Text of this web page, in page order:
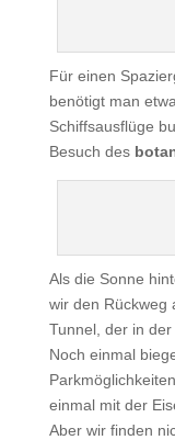
Für einen
benötigt man
Schiffsausflüge
Besuch des
Als die Sonne
wir den Rückweg
Tunnel, der in
Noch einmal
einmal mit der
Aber wir finden